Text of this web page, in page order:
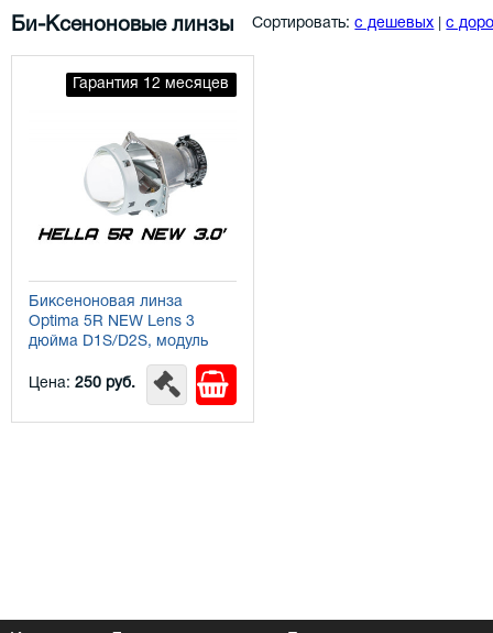
Би-Ксеноновые линзы Сортировать: с дешевых |с
Гарантия 12 месяцев
Биксеноновая линза
Optima 5R NEW Lens 3
дюйма D1S/D2S, модуль
под лампу D1S/D2S 3
дюйма без бленды
Цена: 250 руб.